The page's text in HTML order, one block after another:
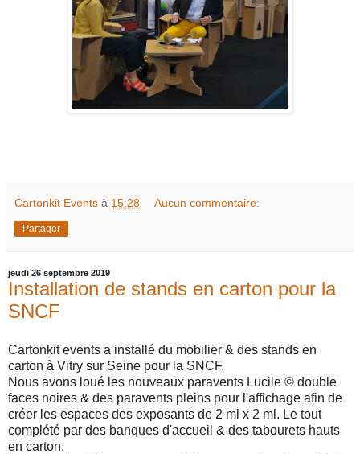
Cartonkit Events à 15:28 Aucun commentaire:
Partager
jeudi 26 septembre 2019
Installation de stands en carton pour la
SNCF
Cartonkit events a installé du mobilier & des stands en
carton à Vitry sur Seine pour la SNCF.
Nous avons loué les nouveaux paravents Lucile © double
faces noires & des paravents pleins pour l'affichage afin de
créer les espaces des exposants de 2 ml x 2 ml. Le tout
complété par des banques d'accueil & des tabourets hauts
en carton.